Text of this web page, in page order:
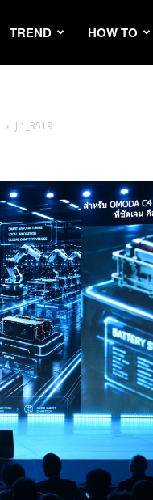
TREND HOW TO
JI1_3519